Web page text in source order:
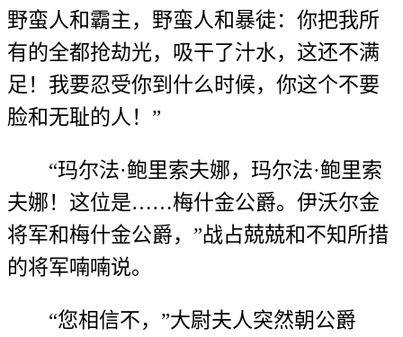
野蛮人和霸主，野蛮人和暴徒：你把我所
有的全都抢劫光，吸干了汁水，这还不满
足！我要忍受你到什么时候，你这个不要
脸和无耻的人！”
“玛尔法·鲍里索夫娜，玛尔法·鲍里索
夫娜！这位是……梅什金公爵。伊沃尔金
将军和梅什金公爵，”战占兢兢和不知所措
的将军喃喃说。
“您相信不，”大尉夫人突然朝公爵